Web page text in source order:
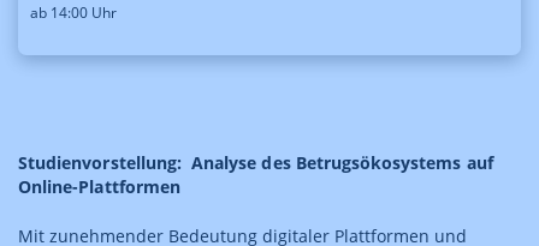
ab 14:00 Uhr
Studienvorstellung: Analyse des Betrugsökosystems auf
Online-Plattformen
Mit zunehmender Bedeutung digitaler Plattformen und